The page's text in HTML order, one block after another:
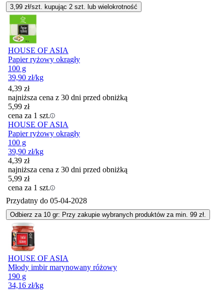
3,99 zł/szt. kupując 2 szt. lub wielokrotność
HOUSE OF ASIA
Papier ryżowy okrągły
100 g
39,90 zł/kg
4,39 zł
najniższa cena z 30 dni przed obniżką
5,99 zł
cena za 1 szt.
HOUSE OF ASIA
Papier ryżowy okrągły
100 g
39,90 zł/kg
4,39 zł
najniższa cena z 30 dni przed obniżką
5,99 zł
cena za 1 szt.
Przydatny do 05-04-2028
Odbierz za 10 gr: Przy zakupie wybranych produktów za min. 99 zł.
HOUSE OF ASIA
Młody imbir marynowany różowy
190 g
34,16 zł/kg